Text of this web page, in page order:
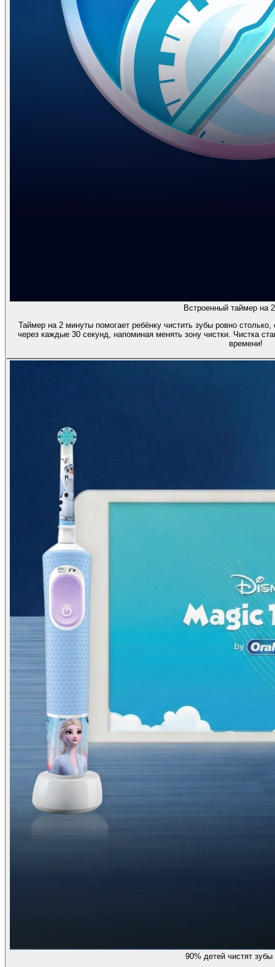
Встроенный таймер на
Таймер на 2 минуты помогает ребёнку чистить зубы ровно
через каждые 30 секунд, напоминая менять зону чистки. Чистка
времени!
90% детей чистят